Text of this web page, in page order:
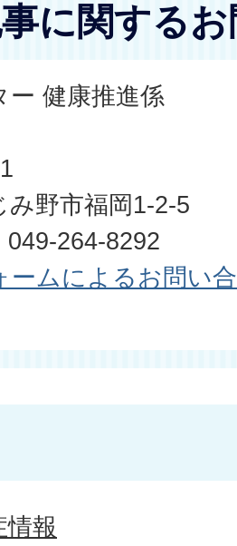
に関する
ー 健康推進係
み野市福岡1-2-5
049-264-8292
ームによるお問い
情報